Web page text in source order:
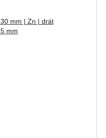
mm | Zn | drát
mm